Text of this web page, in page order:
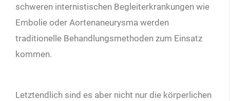
schweren internistischen Begleiterkrankungen wie
Embolie oder Aortenaneurysma werden
traditionelle Behandlungsmethoden zum Einsatz
kommen.
Letztendlich sind es aber nicht nur die körperlichen